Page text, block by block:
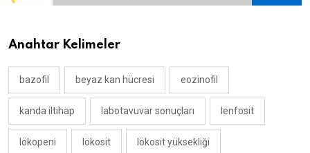
Anahtar Kelimeler
bazofil beyaz kan hücresi eozinofil
kanda iltihap labotavuvar sonuçları lenfosit
lökopeni lökosit lökosit yüksekliği